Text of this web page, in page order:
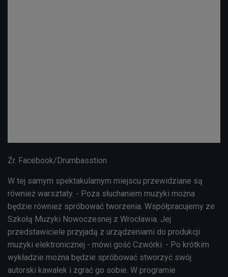
Źr. Facebook/Drumbasstion
W tej samym spektakularnym miejscu przewidziane są
również warsztaty. - Poza słuchaniem muzyki można
będzie również spróbować tworzenia. Współpracujemy ze
Szkołą Muzyki Nowoczesnej z Wrocławia. Jej
przedstawiciele przyjadą z urządzeniami do produkcji
muzyki elektronicznej - mówi gość Czwórki. - Po krótkim
wykładzie można będzie spróbować stworzyć swój
autorski kawałek i zgrać go sobie. W programie